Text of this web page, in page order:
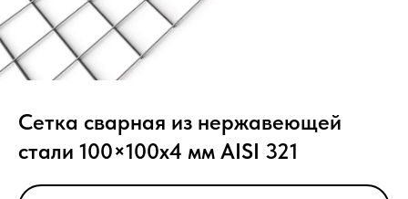
Сетка сварная из нержавеющей
стали 100×100х4 мм AISI 321